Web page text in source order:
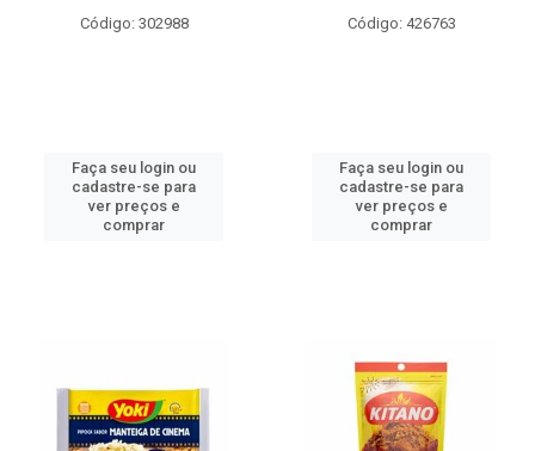
Código: 302988
Faça seu login ou
cadastre-se para
ver preços e
comprar
Código: 426763
Faça seu login ou
cadastre-se para
ver preços e
comprar